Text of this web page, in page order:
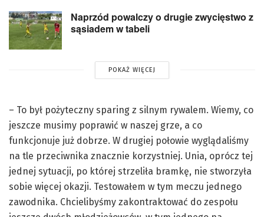
Naprzód powalczy o drugie zwycięstwo z
sąsiadem w tabeli
POKAŻ WIĘCEJ
– To był pożyteczny sparing z silnym rywalem. Wiemy, co
jeszcze musimy poprawić w naszej grze, a co
funkcjonuje już dobrze. W drugiej połowie wyglądaliśmy
na tle przeciwnika znacznie korzystniej. Unia, oprócz tej
jednej sytuacji, po której strzeliła bramkę, nie stworzyła
sobie więcej okazji. Testowałem w tym meczu jednego
zawodnika. Chcielibyśmy zakontraktować do zespołu